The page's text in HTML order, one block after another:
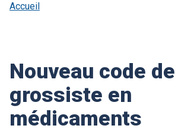
Accueil
Nouveau code de
grossiste en
médicaments